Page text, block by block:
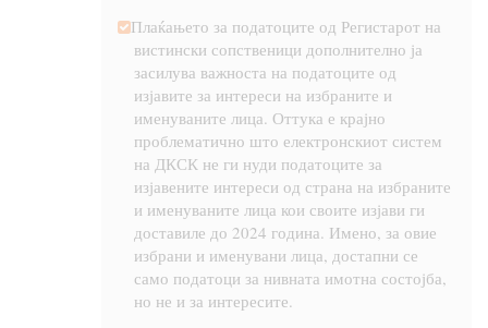
Плаќањето за податоците од Регистарот на
вистински сопственици дополнително ја
засилува важноста на податоците од
изјавите за интереси на избраните и
именуваните лица. Оттука е крајно
проблематично што електронскиот систем
на ДКСК не ги нуди податоците за
изјавените интереси од страна на избраните
и именуваните лица кои своите изјави ги
доставиле до 2024 година. Имено, за овие
избрани и именувани лица, достапни се
само податоци за нивната имотна состојба,
но не и за интересите.